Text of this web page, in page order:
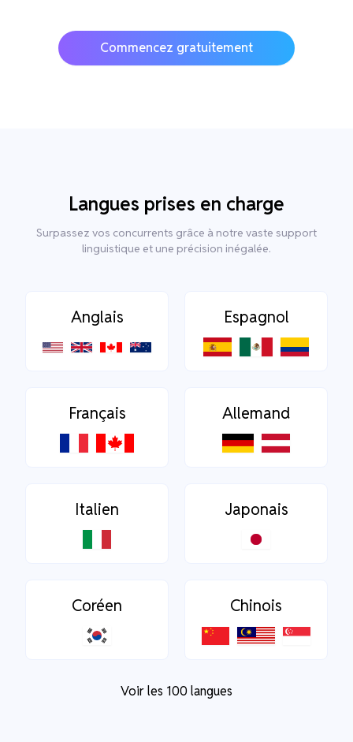
Commencez gratuitement
Langues prises en charge
Surpassez vos concurrents grâce à notre vaste support
linguistique et une précision inégalée.
Anglais Espagnol
Français Allemand
Italien Japonais
Coréen Chinois
Voir les 100 langues